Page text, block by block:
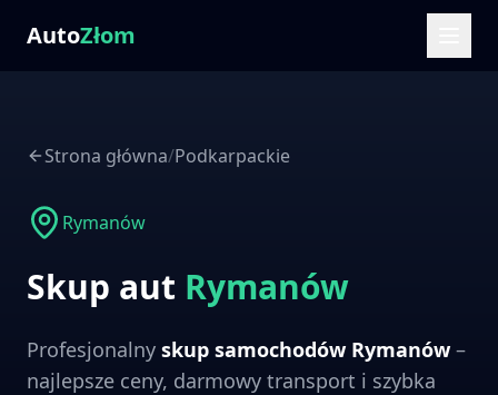
AutoZłom
Strona główna/Podkarpackie
Rymanów
Skup aut Rymanów
Profesjonalny skup samochodów Rymanów–
najlepsze ceny, darmowy transport i szybka